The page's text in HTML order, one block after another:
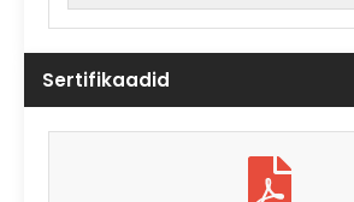
Sertifikaadid